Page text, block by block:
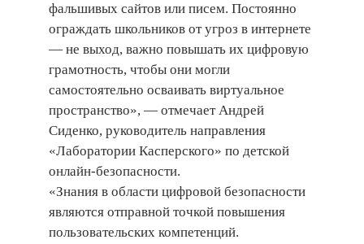
фальшивых сайтов или писем. Постоянно
ограждать школьников от угроз в интернете
— не выход, важно повышать их цифровую
грамотность, чтобы они могли
самостоятельно осваивать виртуальное
пространство», — отмечает Андрей
Сиденко, руководитель направления
«Лаборатории Касперского» по детской
онлайн-безопасности.
«Знания в области цифровой безопасности
являются отправной точкой повышения
пользовательских компетенций.